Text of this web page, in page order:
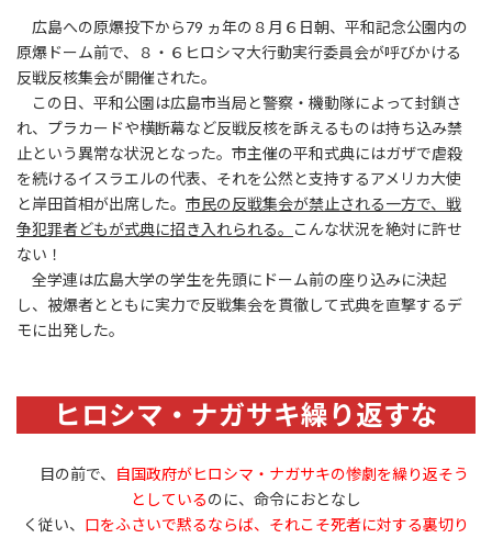
広島への原爆投下から79 ヵ年の８月６日朝、平和記念公園内の
原爆ドーム前で、８・６ヒロシマ大行動実行委員会が呼びかける
反戦反核集会が開催された。
この日、平和公園は広島市当局と警察・機動隊によって封鎖さ
れ、プラカードや横断幕など反戦反核を訴えるものは持ち込み禁
止という異常な状況となった。市主催の平和式典にはガザで虐殺
を続けるイスラエルの代表、それを公然と支持するアメリカ大使
と岸田首相が出席した。 市民の反戦集会が禁止される一方で、戦
争犯罪者どもが式典に招き入れられる。
こんな状況を絶対に許せ
ない！
全学連は広島大学の学生を先頭にドーム前の座り込みに決起
し、被爆者とともに実力で反戦集会を貫徹して式典を直撃するデ
モに出発した。
ヒロシマ・ナガサキ繰り返すな
目の前で、
自国政府がヒロシマ・ナガサキの惨劇を繰り返そう
としているのに、命令におとなし
く従い、 口をふさいで黙るならば、それこそ死者に対する裏切り